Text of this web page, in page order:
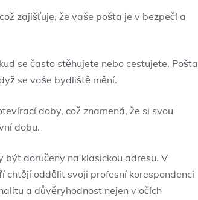
zajišťuje, že vaše pošta je v bezpečí a
se často stěhujete nebo cestujete. Pošta
se vaše bydliště mění.
doby, což znamená, že si svou
dobu.
být doručeny na klasickou adresu. V
chtějí oddělit svoji profesní korespondenci
a důvěryhodnost nejen v očích